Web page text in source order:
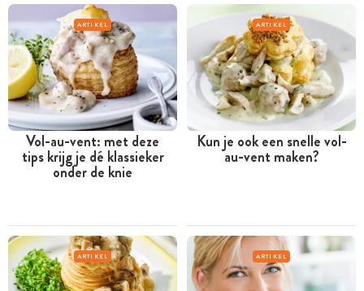
ARTIKEL
Vol-au-vent: met deze
tips krijg je dé klassieker
onder de knie
ARTIKEL
Kun je ook een snelle vol-
au-vent maken?
ARTIKEL ARTIKEL